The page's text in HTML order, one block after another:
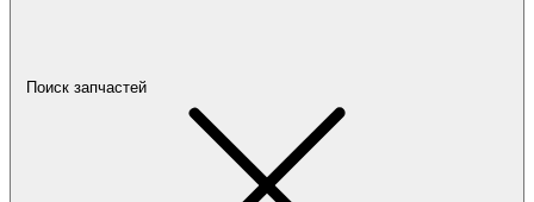
Поиск запчастей